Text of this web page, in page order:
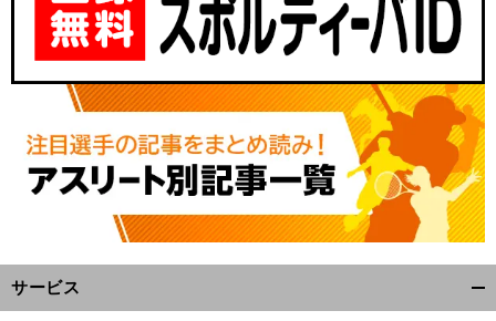
サービス